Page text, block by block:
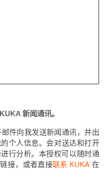
新闻通讯。
件向我发送新闻通讯，并出
个人信息。会对送达和打开
行分析。本授权可以随时通
接，或者直接联系 KUKA 在